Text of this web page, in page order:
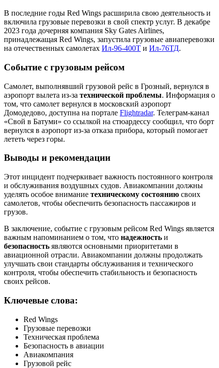
В последние годы Red Wings расширила свою деятельность и
включила грузовые перевозки в свой спектр услуг. В декабре
2023 года дочерняя компания Sky Gates Airlines,
принадлежащая Red Wings, запустила грузовые авиаперевозки
на отечественных самолетах Ил-96-400Т и Ил-76ТД.
Событие с грузовым рейсом
Самолет, выполнявший грузовой рейс в Грозный, вернулся в
аэропорт вылета из-за технической проблемы. Информация о
том, что самолет вернулся в московский аэропорт
Домодедово, доступна на портале Flightradar. Телеграм-канал
«Свой в Батуми» со ссылкой на стюардессу сообщил, что борт
вернулся в аэропорт из-за отказа прибора, который помогает
лететь через горы.
Выводы и рекомендации
Этот инцидент подчеркивает важность постоянного контроля
и обслуживания воздушных судов. Авиакомпании должны
уделять особое внимание техническому состоянию своих
самолетов, чтобы обеспечить безопасность пассажиров и
грузов.
В заключение, событие с грузовым рейсом Red Wings является
важным напоминанием о том, что надежность и
безопасность являются основными приоритетами в
авиационной отрасли. Авиакомпании должны продолжать
улучшать свои стандарты обслуживания и технического
контроля, чтобы обеспечить стабильность и безопасность
своих рейсов.
Ключевые слова:
Red Wings
Грузовые перевозки
Техническая проблема
Безопасность в авиации
Авиакомпания
Грузовой рейс